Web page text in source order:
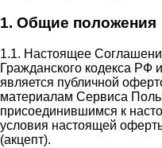
1. Общие положения
1.1. Настоящее
Гражданского кодекса РФ
является публичной
материалам Сервиса
присоединившимся к
условия настоящей
(акцепт).